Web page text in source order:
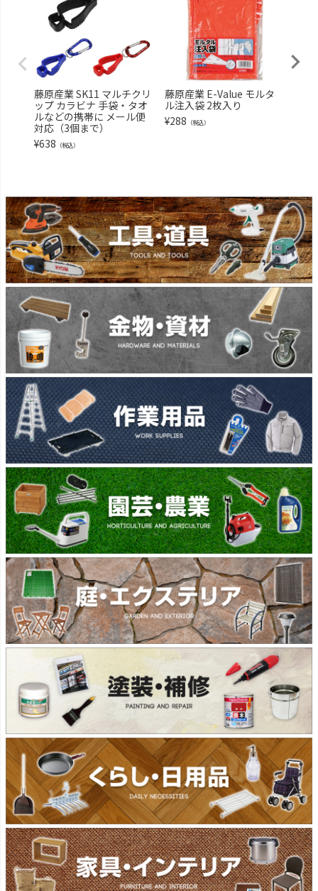
藤原産業 SK11 マルチクリ
ップ カラビナ 手袋・タオ
ルなどの携帯に メール便
対応（3個まで）
¥638 （税込）
藤原産業 E-Value モルタ
ル注入袋 2枚入り
¥288 （税込）